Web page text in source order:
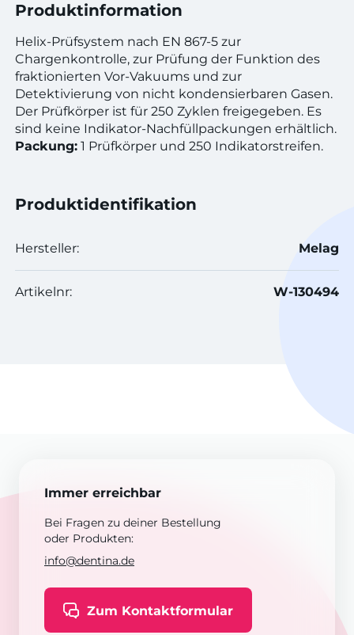
Produktinformation
Helix-Prüfsystem nach EN 867-5 zur
Chargenkontrolle, zur Prüfung der Funktion des
fraktionierten Vor-Vakuums und zur
Detektivierung von nicht kondensierbaren Gasen.
Der Prüfkörper ist für 250 Zyklen freigegeben. Es
sind keine Indikator-Nachfüllpackungen erhältlich.
Packung: 1 Prüfkörper und 250 Indikatorstreifen.
Produktidentifikation
Hersteller: Melag
Artikelnr: W-130494
Immer erreichbar
Bei Fragen zu deiner Bestellung
oder Produkten:
info@dentina.de
Zum Kontaktformular